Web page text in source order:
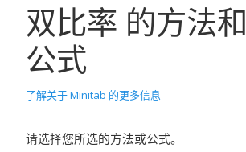
双比率 的方法和
公式
了解关于 Minitab 的更多信息
请选择您所选的方法或公式。